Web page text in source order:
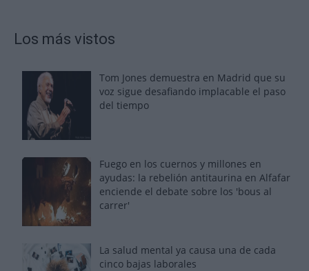
Los más vistos
Tom Jones demuestra en Madrid que su
voz sigue desafiando implacable el paso
del tiempo
Fuego en los cuernos y millones en
ayudas: la rebelión antitaurina en Alfafar
enciende el debate sobre los 'bous al
carrer'
La salud mental ya causa una de cada
cinco bajas laborales